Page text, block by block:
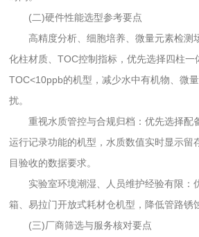
(二)硬件性能选型参考要点
高精度分析、细胞培养、微量元素检测
化柱材质、TOC控制指标，优先选择四柱一
TOC<10ppb的机型，减少水中有机物、微
扰。
重视水质管控与合规归档：优先选择配
运行记录功能的机型，水质数值实时显示留
目验收的数据要求。
实验室环境潮湿、人员维护经验有限：
箱、易拉门开放式耗材仓机型，降低管路锈
(三)厂商筛选与服务核对要点